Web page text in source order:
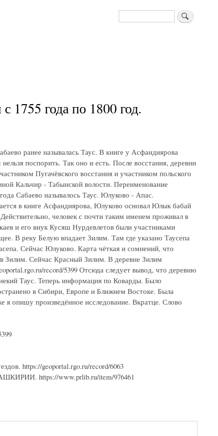
Поиск
года по 1800 год.
ранее называлась Таус. В книге у Асфандиярова
поспорить. Так оно и есть. После восстания, деревни
Пугачёвского восстания и участником польского
Кальчир - Табынской волости. Переименование
Сабаево называлось Таус. Юлуково - Апас.
в книге Асфандиярова, Юлуково основал Юлык бабай
человек с почти таким именем проживал в
и его внук Кусяш Нурдевлетов были участниками
В реку Белую впадает Зилим. Там где указано Таусепа
Сейчас Юлуково. Карта чёткая и сомнений, что
Зилим. Сейчас Красный Зилим. В деревне Зилим
record/5399 Отсюда следует вывод, что деревню
Таус. Теперь информация по Коварды. Было
в Сибири, Европе и Ближнем Востоке. Была
я опишу произведённое исследование. Вкратце. Слово
https://geoportal.rgo.ru/record/6063
https://www.prlib.ru/item/976461